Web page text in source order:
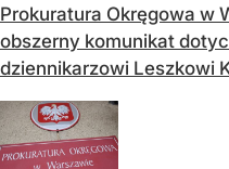
Prokuratura Okręgowa w
obszerny komunikat
dziennikarzowi Leszkowi